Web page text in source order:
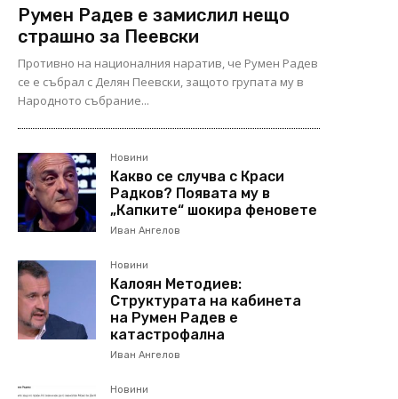
Румен Радев е замислил нещо
страшно за Пеевски
Противно на националния наратив, че Румен Радев
се е събрал с Делян Пеевски, защото групата му в
Народното събрание...
Новини
Какво се случва с Краси
Радков? Появата му в
„Капките“ шокира феновете
Иван Ангелов
Новини
Калоян Методиев:
Структурата на кабинета
на Румен Радев е
катастрофална
Иван Ангелов
Новини